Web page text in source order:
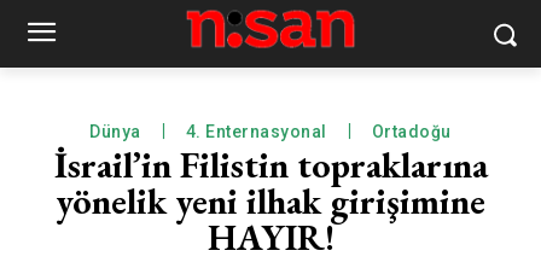
Dünya 4. Enternasyonal Ortadoğu
İsrail’in Filistin topraklarına
yönelik yeni ilhak girişimine
HAYIR!